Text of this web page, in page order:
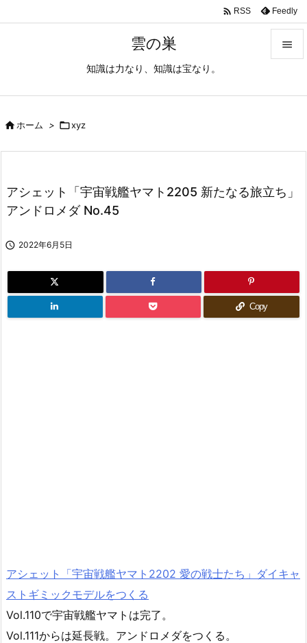
雲の巣
知識は力なり、知識は宝なり。

次へ
 RSS Feedly
ホーム > xyz
アシェット「宇宙戦艦ヤマト2205 新たなる旅立ち」
アンドロメダ No.45
 2022年6月5日
Copy
アシェット「宇宙戦艦ヤマト2202 愛の戦士たち」ダイキャ
ストギミックモデルをつくる
Vol.110で宇宙戦艦ヤマトは完了。
Vol.111からは延長戦。アンドロメダをつくる。